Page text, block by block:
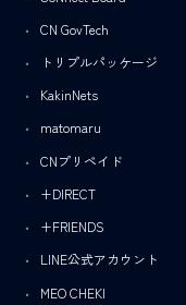
CN GovTech
トリプルパッケージ
KakinNets
matomaru
CNプリペイド
+DIRECT
+FRIENDS
LINE公式アカウント
MEO CHEKI